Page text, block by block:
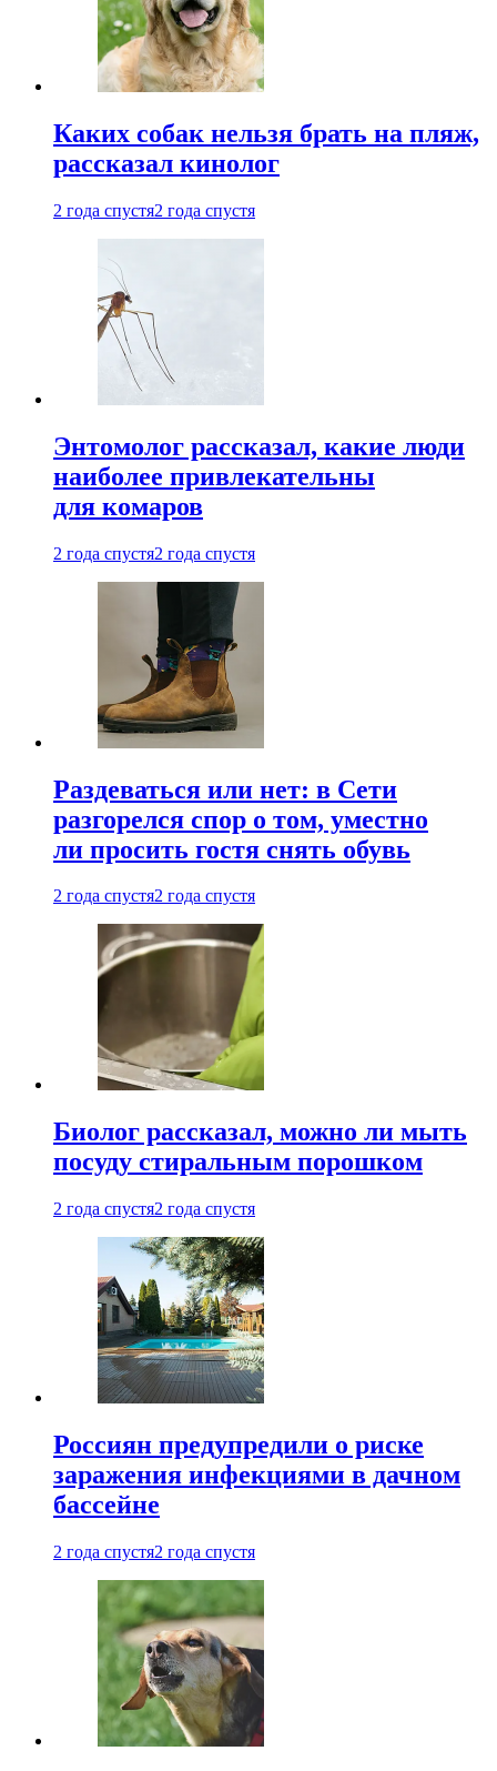
Каких собак нельзя брать на пляж,
рассказал кинолог
2 года спустя2 года спустя
Энтомолог рассказал, какие люди
наиболее привлекательны
для комаров
2 года спустя2 года спустя
Раздеваться или нет: в Сети
разгорелся спор о том, уместно
ли просить гостя снять обувь
2 года спустя2 года спустя
Биолог рассказал, можно ли мыть
посуду стиральным порошком
2 года спустя2 года спустя
Россиян предупредили о риске
заражения инфекциями в дачном
бассейне
2 года спустя2 года спустя